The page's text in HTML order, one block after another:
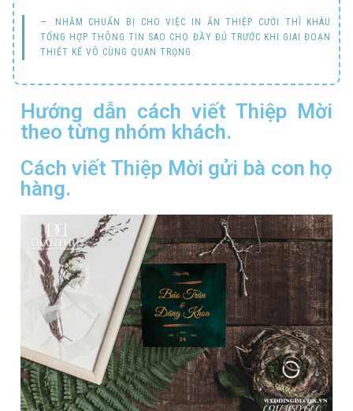
NHẰM CHUẨN BỊ CHO VIỆC IN ẤN THIỆP CƯỚI THÌ KHÂU
TỔNG HỢP THÔNG TIN SAO CHO ĐẦY ĐỦ TRƯỚC KHI GIAI ĐOẠN
THIẾT KẾ VÔ CÙNG QUAN TRỌNG.
Hướng dẫn cách viết Thiệp Mời
theo từng nhóm khách.
Cách viết Thiệp Mời gửi bà con họ
hàng.